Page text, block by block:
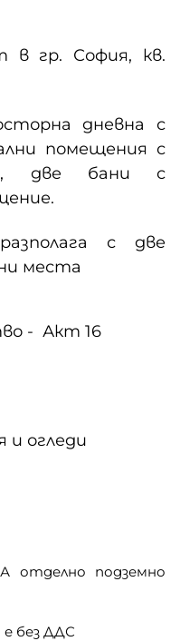
в гр. София, кв.
дневна с
помещения с
две бани с
с две
места
- Акт 16
и огледи
подземно
без ДДС